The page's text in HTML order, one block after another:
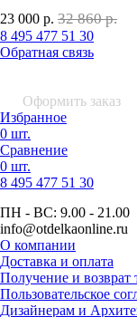
23 000 р. 32 860 р.
8 495 477 51 30
Обратная связь
Оформить заказ
Избранное
0 шт.
Сравнение
0 шт.
8 495 477 51 30
ПН - ВС: 9.00 - 21.00
info@otdelkaonline.ru
О компании
Доставка и оплата
Получение и возврат
Пользовательское
Дизайнерам и